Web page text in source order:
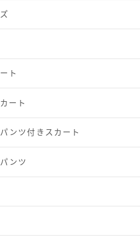
ト
ート
ンツ付きスカート
ンツ